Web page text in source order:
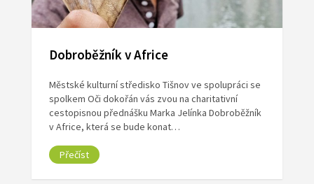
Dobroběžník v Africe
Městské kulturní středisko Tišnov ve spolupráci se
spolkem Oči dokořán vás zvou na charitativní
cestopisnou přednášku Marka Jelínka Dobroběžník
v Africe, která se bude konat…
Přečíst